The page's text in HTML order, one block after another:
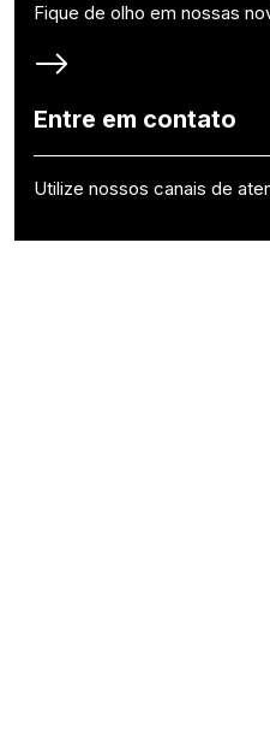
Fique de olho em nossas
Entre em contato
Utilize nossos canais de